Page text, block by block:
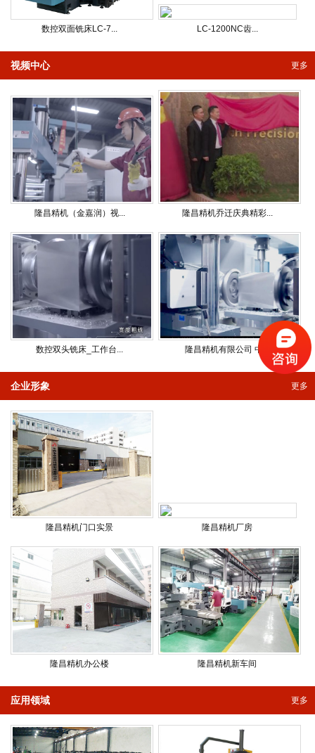
数控双面铣床LC-7... LC-1200NC齿...
更多
视频中心
隆昌精机（金嘉润）视... 隆昌精机乔迁庆典精彩...
数控双头铣床_工作台... 隆昌精机有限公司 中...
更多
企业形象
隆昌精机门口实景 隆昌精机厂房
隆昌精机办公楼 隆昌精机新车间
更多
应用领域